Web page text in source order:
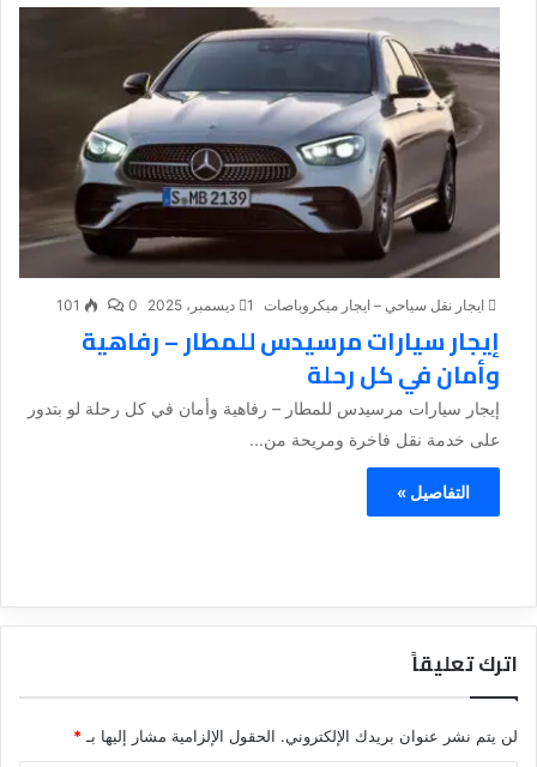
ايجار نقل سياحي – ايجار ميكروباصات 1 ديسمبر، 2025 0
101
إيجار سيارات مرسيدس للمطار – رفاهية
وأمان في كل رحلة
إيجار سيارات مرسيدس للمطار – رفاهية وأمان في كل رحلة لو بتدور
على خدمة نقل فاخرة ومريحة من...
التفاصيل »
اترك تعليقاً
لن يتم نشر عنوان بريدك الإلكتروني. الحقول الإلزامية مشار إليها بـ *